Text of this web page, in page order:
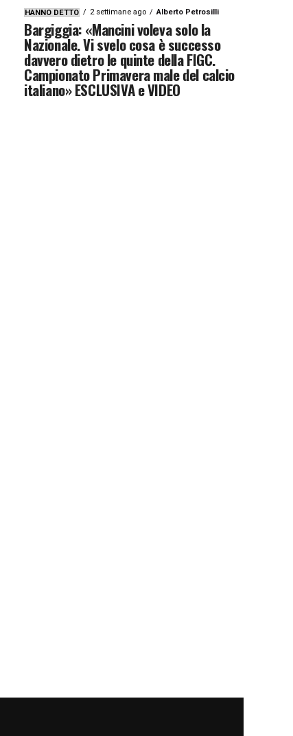
HANNO DETTO 2 settimane ago Alberto Petrosilli
Bargiggia: «Mancini voleva solo la
Nazionale. Vi svelo cosa è successo
davvero dietro le quinte della FIGC.
Campionato Primavera male del calcio
italiano» ESCLUSIVA e VIDEO